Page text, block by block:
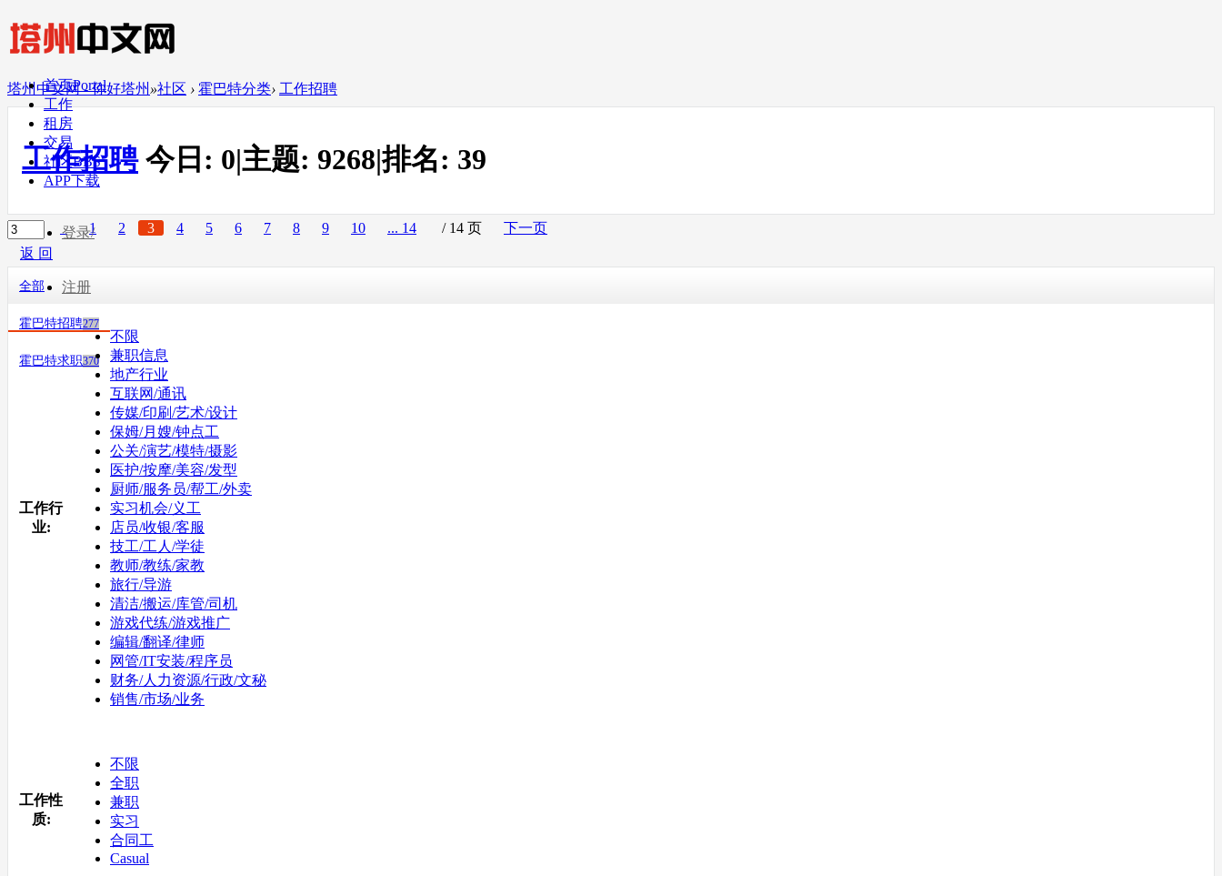
首页Portal
工作
租房
交易
社区BBS
APP下载
登录/
注册
塔州中文网 - 你好塔州 »社区 › 霍巴特分类› 工作招聘
工作招聘 今日: 0|主题: 9268|排名: 39
1 2 3 4 5 6 7 8 9 10 ... 14 / 14 页
下一页
返 回
全部
霍巴特招聘277
霍巴特求职370
工作行
业:
不限
兼职信息
地产行业
互联网/通讯
传媒/印刷/艺术/设计
保姆/月嫂/钟点工
公关/演艺/模特/摄影
医护/按摩/美容/发型
厨师/服务员/帮工/外卖
实习机会/义工
店员/收银/客服
技工/工人/学徒
教师/教练/家教
旅行/导游
清洁/搬运/库管/司机
游戏代练/游戏推广
编辑/翻译/律师
网管/IT安装/程序员
财务/人力资源/行政/文秘
销售/市场/业务
工作性
质:
不限
全职
兼职
实习
合同工
Casual